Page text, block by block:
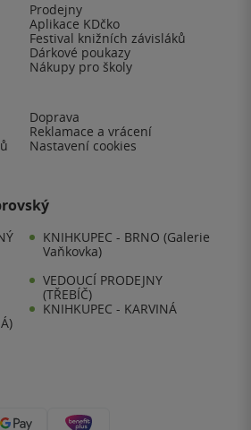
Prodejny
Aplikace KDčko
Festival knižních závisláků
Dárkové poukazy
Nákupy pro školy
Doprava
Reklamace a vrácení
Nastavení cookies
KNIHKUPEC - BRNO (Galerie
Vaňkovka)
VEDOUCÍ PRODEJNY
(TŘEBÍČ)
KNIHKUPEC - KARVINÁ